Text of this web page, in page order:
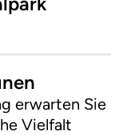
erwarten Sie
Vielfalt